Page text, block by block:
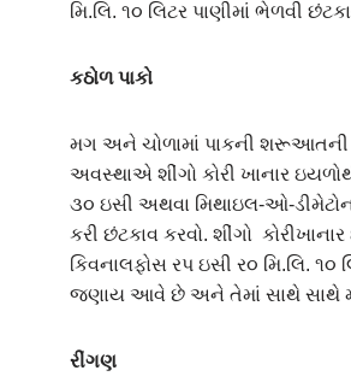
મિ.લિ. ૧૦ લિટર પાણીમાં ભેળવી
કઠોળ પાકો
મગ અને ચોળામાં પાકની શરૂઆતની
અવસ્થાએ શીંગો કોરી ખાનાર
૩૦ ઇસી અથવા મિથાઇલ-ઓ-ડીમેટોન
કરી છંટકાવ કરવો. શીંગો
કિવનાલફોસ રપ ઇસી ર૦ મિ.લિ. ૧૦
જણાય આવે છે અને તેમાં સાથે સાથે
રીંગણ